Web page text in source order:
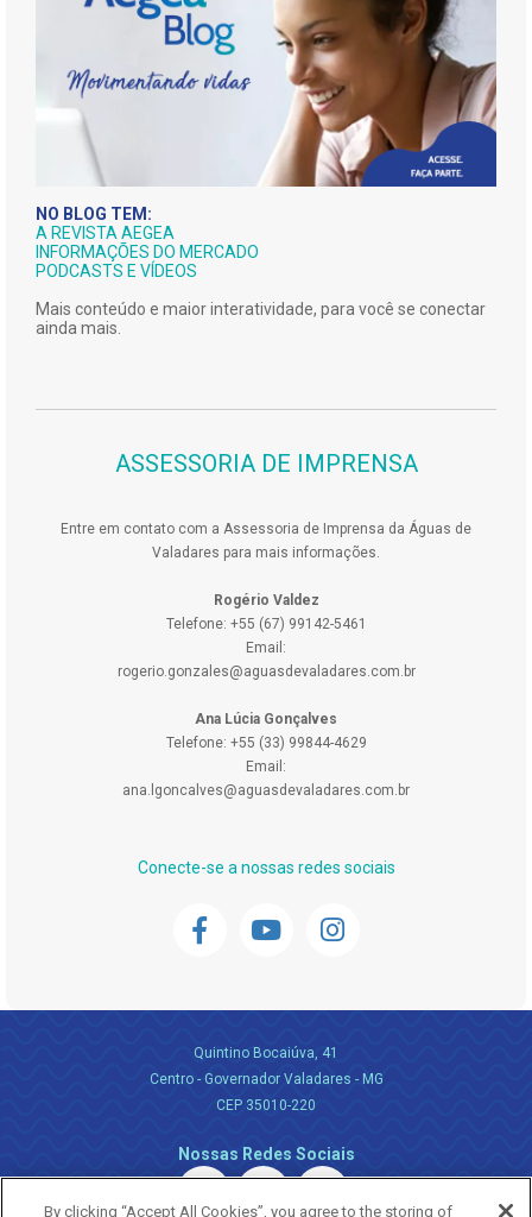
NO BLOG TEM:
A REVISTA AEGEA
INFORMAÇÕES DO MERCADO
PODCASTS E VÍDEOS
Mais conteúdo e maior interatividade, para você se conectar
ainda mais.
ASSESSORIA DE IMPRENSA
Entre em contato com a Assessoria de Imprensa da Águas de
Valadares para mais informações.
Rogério Valdez
Telefone: +55 (67) 99142-5461
Email:
rogerio.gonzales@aguasdevaladares.com.br
Ana Lúcia Gonçalves
Telefone: +55 (33) 99844-4629
Email:
ana.lgoncalves@aguasdevaladares.com.br
Conecte-se a nossas redes sociais
Quintino Bocaiúva, 41
Centro - Governador Valadares - MG
CEP 35010-220
Nossas Redes Sociais
By clicking “Accept All Cookies”, you agree to the storing of